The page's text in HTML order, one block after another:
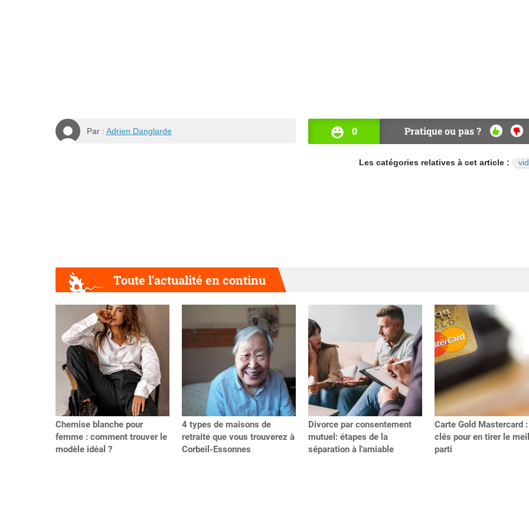
Par : Adrien Danglarde 0 Pratique ou pas ?
OUI NON
Les catégories relatives à cet article :
Toute l'actualité en continu
Chemise blanche pour
femme : comment trouver le
modèle idéal ?
4 types de maisons de
retraite que vous trouverez à
Corbeil-Essonnes
Divorce par consentement
mutuel: étapes de la
séparation à l'amiable
Carte Gold Mastercard
clés pour en tirer le
parti
Précédent